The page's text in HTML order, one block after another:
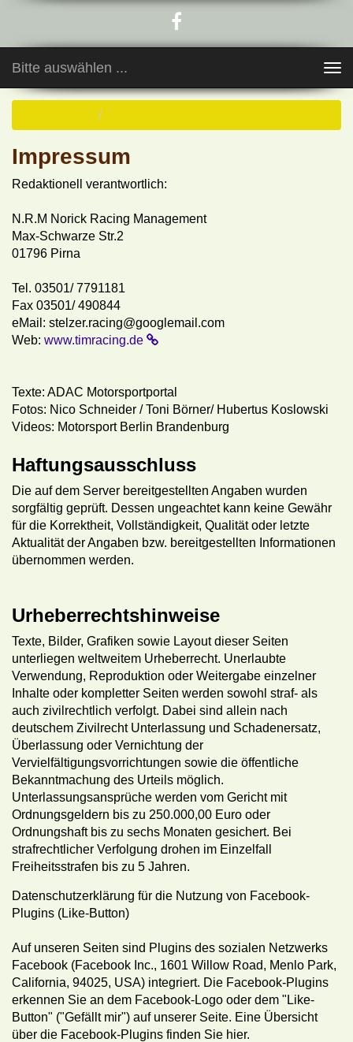
Bitte auswählen ...
navigation
Impressum
Redaktionell verantwortlich:
N.R.M Norick Racing Management
Max-Schwarze Str.2
01796 Pirna
Tel. 03501/ 7791181
Fax 03501/ 490844
eMail: stelzer.racing@googlemail.com
Web: www.timracing.de
Texte: ADAC Motorsportportal
Fotos: Nico Schneider / Toni Börner/ Hubertus Koslowski
Videos: Motorsport Berlin Brandenburg
Haftungsausschluss
Die auf dem Server bereitgestellten Angaben wurden
sorgfältig geprüft. Dessen ungeachtet kann keine Gewähr
für die Korrektheit, Vollständigkeit, Qualität oder letzte
Aktualität der Angaben bzw. bereitgestellten Informationen
übernommen werden.
Urheberrechtshinweise
Texte, Bilder, Grafiken sowie Layout dieser Seiten
unterliegen weltweitem Urheberrecht. Unerlaubte
Verwendung, Reproduktion oder Weitergabe einzelner
Inhalte oder kompletter Seiten werden sowohl straf- als
auch zivilrechtlich verfolgt. Dabei sind allein nach
deutschem Zivilrecht Unterlassung und Schadenersatz,
Überlassung oder Vernichtung der
Vervielfältigungsvorrichtungen sowie die öffentliche
Bekanntmachung des Urteils möglich.
Unterlassungsansprüche werden vom Gericht mit
Ordnungsgeldern bis zu 250.000,00 Euro oder
Ordnungshaft bis zu sechs Monaten gesichert. Bei
strafrechtlicher Verfolgung drohen im Einzelfall
Freiheitsstrafen bis zu 5 Jahren.
Datenschutzerklärung für die Nutzung von Facebook-
Plugins (Like-Button)
Auf unseren Seiten sind Plugins des sozialen Netzwerks
Facebook (Facebook Inc., 1601 Willow Road, Menlo Park,
California, 94025, USA) integriert. Die Facebook-Plugins
erkennen Sie an dem Facebook-Logo oder dem "Like-
Button" ("Gefällt mir") auf unserer Seite. Eine Übersicht
über die Facebook-Plugins finden Sie hier.